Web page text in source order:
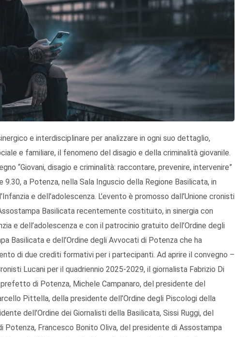
e interdisciplinare per analizzare in ogni suo dettaglio,
e familiare, il fenomeno del disagio e della criminalità giovanile.
“Giovani, disagio e criminalità: raccontare, prevenire, intervenire”
a Potenza, nella Sala Inguscio della Regione Basilicata, in
e dell’adolescenza. L’evento è promosso dall’Unione cronisti
Basilicata recentemente costituito, in sinergia con
e dell’adolescenza e con il patrocinio gratuito dell’Ordine degli
Basilicata e dell’Ordine degli Avvocati di Potenza che ha
di due crediti formativi per i partecipanti. Ad aprire il convegno –
Lucani per il quadriennio 2025-2029, il giornalista Fabrizio Di
di Potenza, Michele Campanaro, del presidente del
Pittella, della presidente dell’Ordine degli Piscologi della
dell’Ordine dei Giornalisti della Basilicata, Sissi Ruggi, del
Potenza, Francesco Bonito Oliva, del presidente di Assostampa